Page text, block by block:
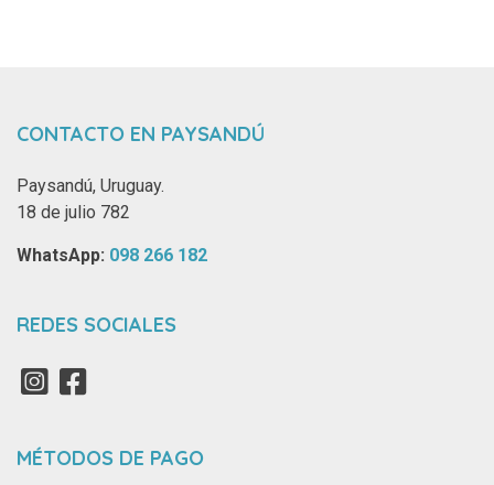
CONTACTO EN PAYSANDÚ
Paysandú, Uruguay.
18 de julio 782
WhatsApp: ‪ 098 266 182‬
REDES SOCIALES
MÉTODOS DE PAGO